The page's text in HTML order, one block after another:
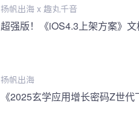
扬帆出海 x 趣丸千音
扬帆出海
《2025玄学应用增长密码Z世